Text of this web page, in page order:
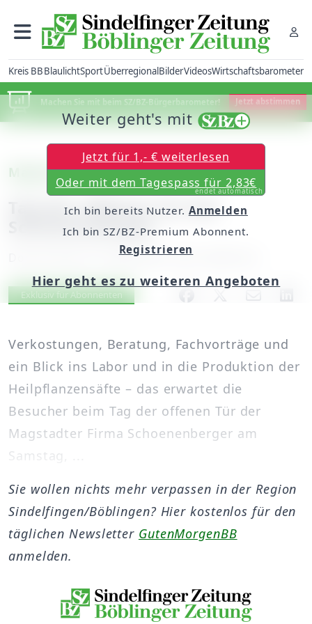
Kreis BBBlaulichtSportÜberregionalBilderVideosWirtschaftsbarometer
Machen Sie mit beim SZ/BZ-Bürgerbarometer! Jetzt abstimmen
Magstadt
Tag der offenen Tür bei
Schoenenberger
Donnerstag, 03. September 2015, 06:00 Uhr
Artikel vorlesen
Exklusiv für Abonnenten
Verkostungen, Beratung, Fachvorträge und
ein Blick ins Labor und in die Produktion der
Heilpflanzensäfte – das erwartet die
Besucher beim Tag der offenen Tür der
Magstadter Firma Schoenenberger am
Samstag, ...
Weiter geht's mit
Jetzt für 1,- € weiterlesen
Oder mit dem Tagespass für 2,83€
endet automatisch
Ich bin bereits Nutzer. Anmelden
Ich bin SZ/BZ-Premium Abonnent.
Registrieren
Hier geht es zu weiteren Angeboten
Sie wollen nichts mehr verpassen in der Region
Sindelfingen/Böblingen? Hier kostenlos für den
täglichen Newsletter GutenMorgenBB
anmelden.